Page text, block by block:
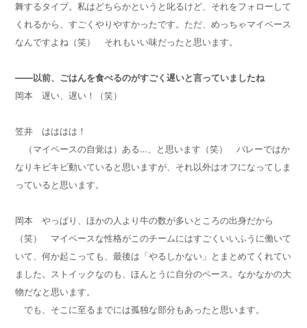
舞するタイプ。私はどちらかというと叱るけど、それをフォローして
くれるから、すごくやりやすかったです。ただ、めっちゃマイペース
なんですよね（笑） それもいい味だったと思います。
——以前、ごはんを食べるのがすごく遅いと言っていましたね
岡本 遅い、遅い！（笑）
笠井 はははは！
（マイペースの自覚は）ある…、と思います（笑） バレーではか
なりキビキビ動いていると思いますが、それ以外はオフになってしま
っていると思います。
岡本 やっぱり、ほかの人より牛の数が多いところの出身だから
（笑） マイペースな性格がこのチームにはすごくいいふうに働いて
いて、何か起こっても、最後は「やるしかない」とまとめてくれてい
ました。ストイックなのも、ほんとうに自分のペース。なかなかの大
物だなと思います。
でも、そこに至るまでには孤独な部分もあったと思います。